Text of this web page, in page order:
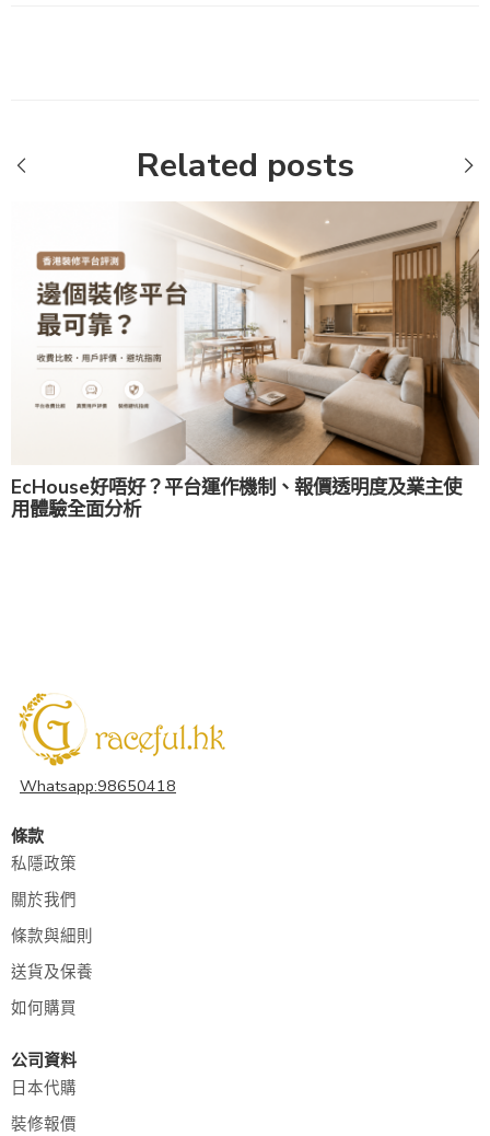
Related posts
EcHouse好唔好？平台運作機制、報價透明度及業主使
用體驗全面分析
Whatsapp:98650418
條款
私隱政策
關於我們
條款與細則
送貨及保養
如何購買
公司資料
日本代購
裝修報價